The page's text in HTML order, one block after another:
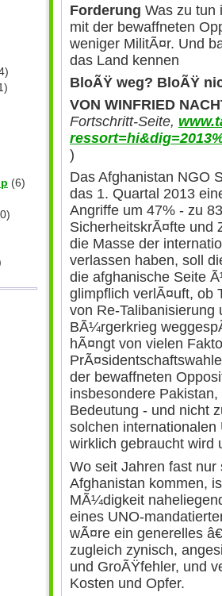
(6)
Forderung Was zu tun
mit der bewaffneten
weniger MilitÃ¤r. Und
das Land kennen
BloÃŸ weg? BloÃŸ
VON WINFRIED
Fortschritt-Seite,
)
Das Afghanistan NGO
das 1. Quartal 2013
Angriffe um 47% - zu
SicherheitskrÃ¤fte und
die Masse der
verlassen haben, soll
die afghanische Seite
glimpflich verlÃ¤uft, ob
von Re-Talibanisierung
BÃ¼rgerkrieg
hÃ¤ngt von vielen
der bewaffneten
insbesondere
Bedeutung - und nicht
solchen
wirklich gebraucht wird
Wo seit Jahren fast
Afghanistan kommen,
MÃ¼digkeit
eines UNO-
wÃ¤re ein generelles
zugleich zynisch,
und GroÃŸfehler, und
Kosten und Opfer.